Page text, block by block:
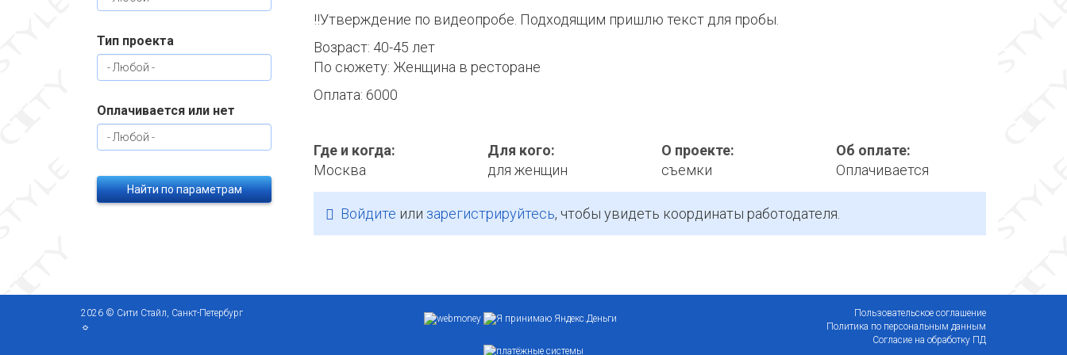
‼️Утверждение по видеопробе. Подходящим пришлю текст для пробы.
Возраст: 40-45 лет
По сюжету: Женщина в ресторане
Оплата: 6000
Где и когда:
Москва
Для кого:
для женщин
О проекте:
съемки
Об оплате:
Оплачивается
Войдите или зарегистрируйтесь, чтобы увидеть координаты работодателя.
Тип проекта
Оплачивается или нет
Найти по параметрам
2026 © Сити Стайл, Санкт-Петербург
☼
Пользовательское соглашение
Политика по персональным данным
Согласие на обработку ПД